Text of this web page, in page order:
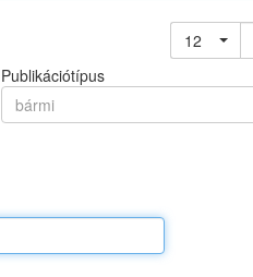
12
Publikációtípus
bármi